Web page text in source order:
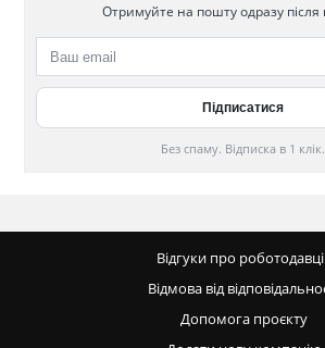
Отримуйте на пошту одразу після
Без спаму. Відписка в 1 клік.
Відгуки про
Відмова від
Допомога проєкту